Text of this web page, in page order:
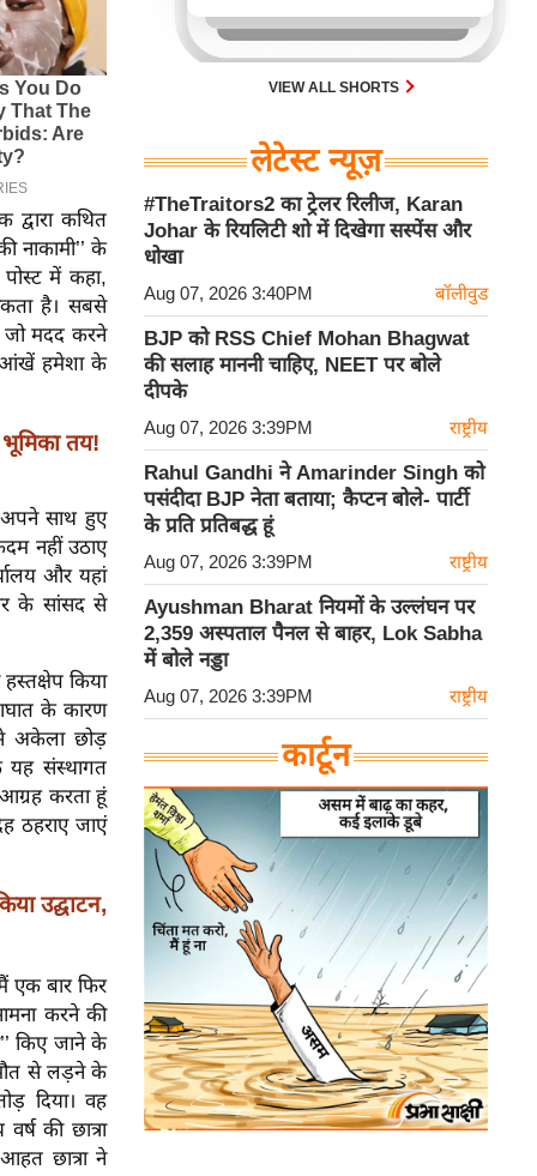
द्वारा कथित
नाकामी’’ के
में कहा,
है। सबसे
जो मदद करने
आंखें हमेशा के
भूमिका तय!
अपने साथ हुए
नहीं उठाए
और यहां
के सांसद से
किया
के कारण
अकेला छोड़
यह संस्थागत
करता हूं
ठहराए जाएं
उद्घाटन,
एक बार फिर
करने की
किए जाने के
से लड़ने के
दिया। वह
की छात्रा
छात्रा ने
का जिक्र करते हुए इसे एकजुट लोगों की
आवाज की जीत बताया, जो सरकार को
जवाब देने पर मजबूर करती है।
VIEW ALL SHORTS
लेटेस्ट न्यूज़
#TheTraitors2 का ट्रेलर रिलीज, Karan
Johar के रियलिटी शो में दिखेगा सस्पेंस और
धोखा
Aug 07, 2026 3:40PM बॉलीवुड
BJP को RSS Chief Mohan Bhagwat
की सलाह माननी चाहिए, NEET पर बोले
दीपके
Aug 07, 2026 3:39PM राष्ट्रीय
Rahul Gandhi ने Amarinder Singh को
पसंदीदा BJP नेता बताया; कैप्टन बोले- पार्टी
के प्रति प्रतिबद्ध हूं
Aug 07, 2026 3:39PM राष्ट्रीय
Ayushman Bharat नियमों के उल्लंघन पर
2,359 अस्पताल पैनल से बाहर, Lok Sabha
में बोले नड्डा
Aug 07, 2026 3:39PM राष्ट्रीय
कार्टून